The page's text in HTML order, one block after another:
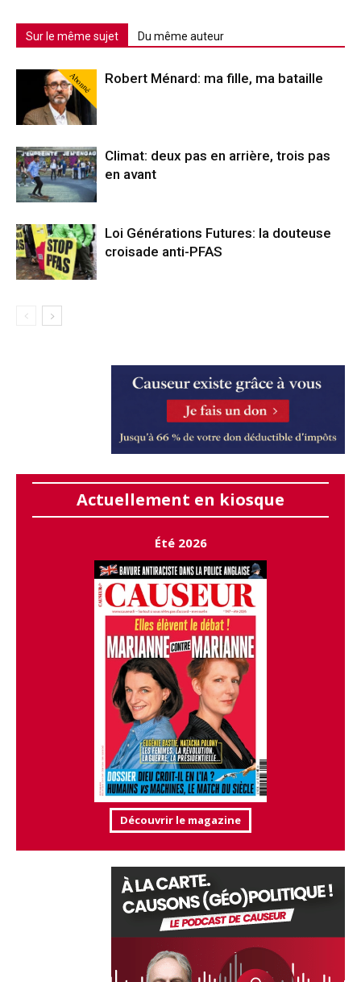
Sur le même sujet Du même auteur
Abonné Robert Ménard: ma fille, ma bataille
Climat: deux pas en arrière, trois pas
en avant
Loi Générations Futures: la douteuse
croisade anti-PFAS
Actuellement en kiosque
Été 2026
Découvrir le magazine